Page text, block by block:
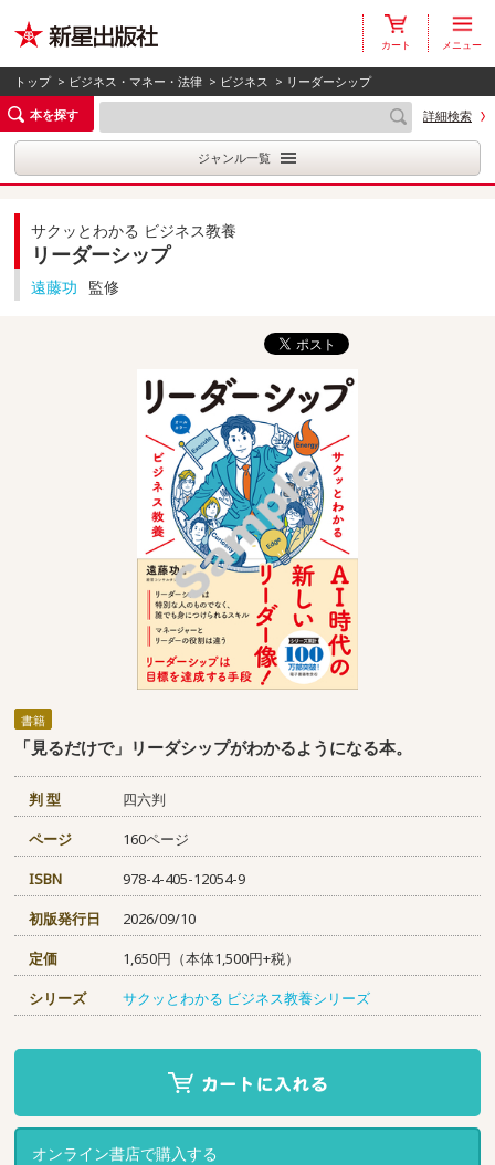
カート メニュー
トップ > ビジネス・マネー・法律 > ビジネス > リーダーシップ
本を探す
詳細検索
ジャンル一覧
サクッとわかる ビジネス教養
リーダーシップ
遠藤功 監修
書籍
「見るだけで」リーダシップがわかるようになる本。
判 型
四六判
ページ
160ページ
ISBN
978-4-405-12054-9
初版発行日
2026/09/10
定価
1,650円（本体1,500円+税）
シリーズ
サクッとわかる ビジネス教養シリーズ
オンライン書店で購入する